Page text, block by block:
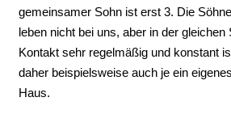
gemeinsamer Sohn ist erst 3. Die
leben nicht bei uns, aber in der gleichen
Kontakt sehr regelmäßig und konstant
daher beispielsweise auch je ein
Haus.